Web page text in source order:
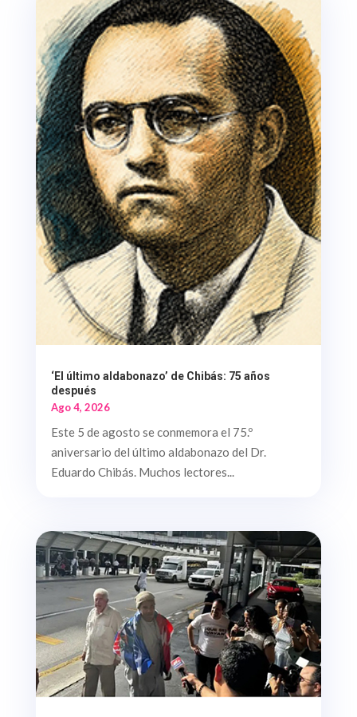
‘El último aldabonazo’ de Chibás: 75 años
después
Ago 4, 2026
Este 5 de agosto se conmemora el 75.º
aniversario del último aldabonazo del Dr.
Eduardo Chibás. Muchos lectores...